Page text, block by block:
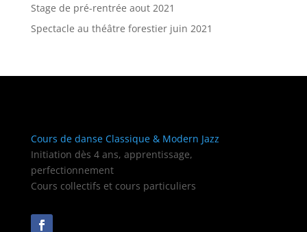
Stage de pré-rentrée aout 2021
Spectacle au théâtre forestier juin 2021
Cours de danse Classique & Modern Jazz
Initiation dès 4 ans, apprentissage,
perfectionnement
Cours collectifs et cours particuliers